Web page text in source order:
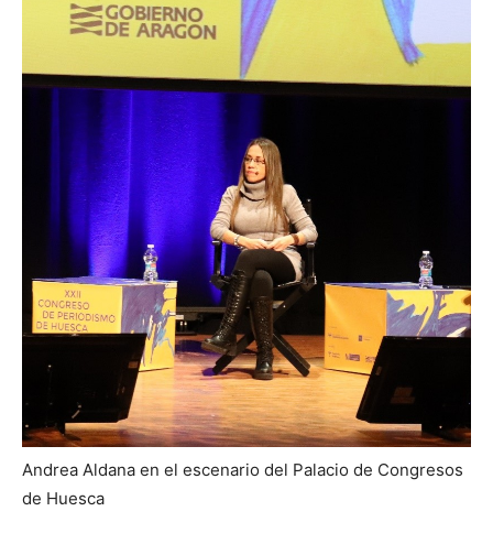
Andrea Aldana en el escenario del Palacio de Congresos
de Huesca